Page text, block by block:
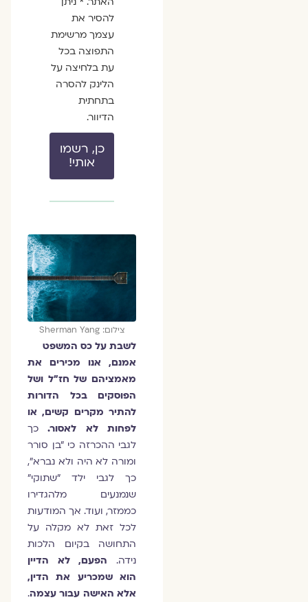
להסיר את
עצמך מרשימת
התפוצה בכל
עת בלחיצה על
הלינק להסרה
בתחתית
הדיוור.
כן, רשמו
אותי!
צילום: Sherman Yang
לשבת על כס המשפט
אמנם, אנו מכירים את
מאמציהם של חז"ל ושל
הפוסקים בכל הדורות
להתיר מקרים קשים, או
לפחות לא לאסור.
כך
לגבי ההכרזה כי "בן סורר
ומורה לא היה ולא נברא",
כך לגבי ילד "שתוקי"
שנמנעים מלהגדירו
כממזר, ועוד. אך המודעות
לכל זאת לא מקלה על
התחושה בקיום הלכות
נידה.
הפעם, לא הדיין
הוא שמכריע את הדין,
אלא האישה עבור עצמה.